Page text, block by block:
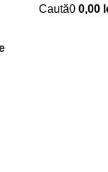
Caută0 0,00